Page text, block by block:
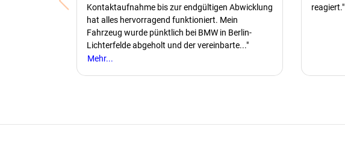
Kontaktaufnahme bis zur endgültigen Abwicklung
hat alles hervorragend funktioniert. Mein
Fahrzeug wurde pünktlich bei BMW in Berlin-
Lichterfelde abgeholt und der vereinbarte..."
Mehr...
reagiert."